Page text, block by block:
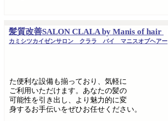
髪質改善SALON CLALA by Manis of hair
カミシツカイゼンサロン クララ バイ マニスオブヘアー
た便利な設備も揃っており、気軽に
ご利用いただけます。あなたの髪の
可能性を引き出し、より魅力的に変
身するお手伝いをぜひお任せください。